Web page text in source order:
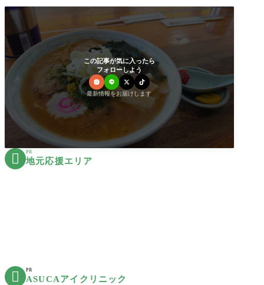
この記事が気に入ったら
フォローしよう
最新情報をお届けします
 PR
地元応援エリア
 PR
ASUCAアイクリニック